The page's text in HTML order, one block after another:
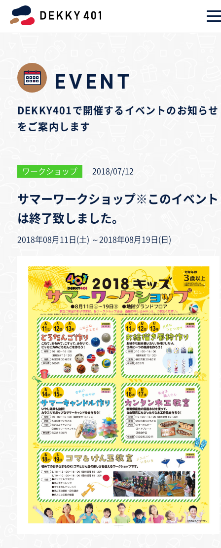
EVENT
DEKKY401で開催するイベントのお知らせ
をご案内します
ワークショップ 2018/07/12
サマーワークショップ※このイベント
は終了致しました。
2018年08月11日(土) ～2018年08月19日(日)